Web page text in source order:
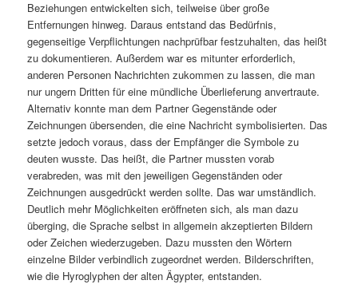
Beziehungen entwickelten sich, teilweise über große
Entfernungen hinweg. Daraus entstand das Bedürfnis,
gegenseitige Verpflichtungen nachprüfbar festzuhalten, das heißt
zu dokumentieren. Außerdem war es mitunter erforderlich,
anderen Personen Nachrichten zukommen zu lassen, die man
nur ungern Dritten für eine mündliche Überlieferung anvertraute.
Alternativ konnte man dem Partner Gegenstände oder
Zeichnungen übersenden, die eine Nachricht symbolisierten. Das
setzte jedoch voraus, dass der Empfänger die Symbole zu
deuten wusste. Das heißt, die Partner mussten vorab
verabreden, was mit den jeweiligen Gegenständen oder
Zeichnungen ausgedrückt werden sollte. Das war umständlich.
Deutlich mehr Möglichkeiten eröffneten sich, als man dazu
überging, die Sprache selbst in allgemein akzeptierten Bildern
oder Zeichen wiederzugeben. Dazu mussten den Wörtern
einzelne Bilder verbindlich zugeordnet werden. Bilderschriften,
wie die Hyroglyphen der alten Ägypter, entstanden.